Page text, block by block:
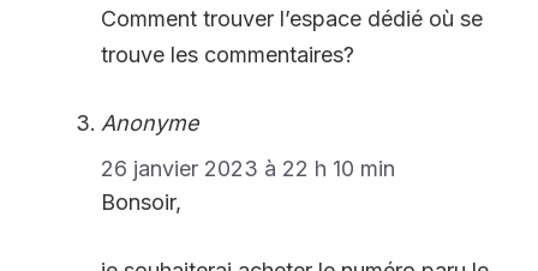
Comment trouver l’espace dédié où se
trouve les commentaires?
Anonyme
26 janvier 2023 à 22 h 10 min
Bonsoir,